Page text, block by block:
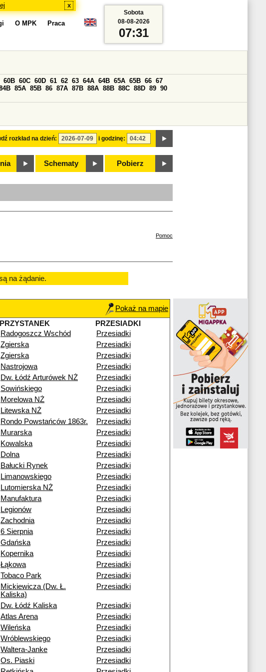
x
O MPK Praca
rozkład na dzień: i godzinę:
60B 60C 60D 61 62 63 64A 64B 65A 65B 66 67
85A 85B 86 87A 87B 88A 88B 88C 88D 89 90
Schematy Pobierz
Sobota
08-08-2026
07:31
Pomoc
na żądanie.
Pokaż na mapie
PRZYSTANEK
PRZESIADKI
Radogoszcz Wschód
Przesiadki
Zgierska
Przesiadki
Zgierska
Przesiadki
Nastrojowa
Przesiadki
Dw. Łódź Arturówek NŻ
Przesiadki
Sowińskiego
Przesiadki
Morelowa NŻ
Przesiadki
Litewska NŻ
Przesiadki
Rondo Powstańców 1863r.
Przesiadki
Murarska
Przesiadki
Kowalska
Przesiadki
Dolna
Przesiadki
Bałucki Rynek
Przesiadki
Limanowskiego
Przesiadki
Lutomierska NŻ
Przesiadki
Manufaktura
Przesiadki
Legionów
Przesiadki
Zachodnia
Przesiadki
6 Sierpnia
Przesiadki
Gdańska
Przesiadki
Kopernika
Przesiadki
Łąkowa
Przesiadki
Tobaco Park
Przesiadki
Mickiewicza (Dw. Ł.
Kaliska)
Przesiadki
Dw. Łódź Kaliska
Przesiadki
Atlas Arena
Przesiadki
Wileńska
Przesiadki
Wróblewskiego
Przesiadki
Waltera-Janke
Przesiadki
Os. Piaski
Przesiadki